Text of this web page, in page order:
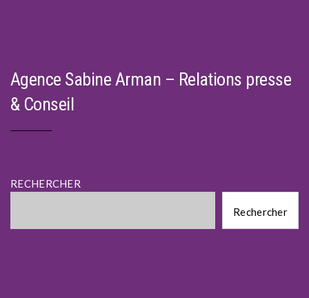
Agence Sabine Arman – Relations presse
& Conseil
RECHERCHER
Rechercher